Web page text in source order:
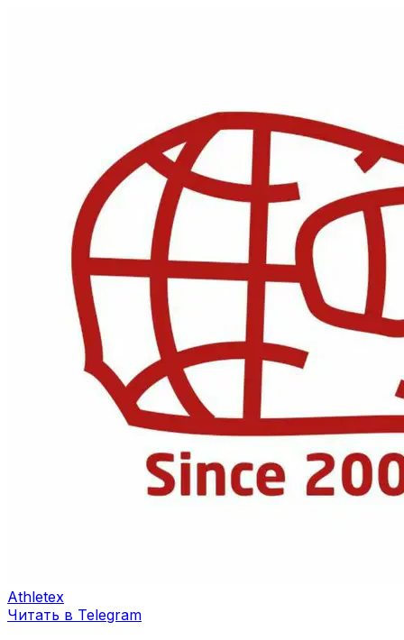
Athletex
Читать в Telegram